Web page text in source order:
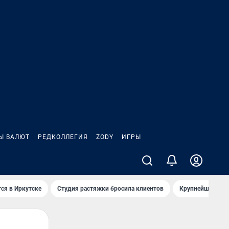
ВАЛЮТ РЕДКОЛЛЕГИЯ ZODY ИГРЫ
в Иркутске Студия растяжки бросила клиентов Крупнейшие